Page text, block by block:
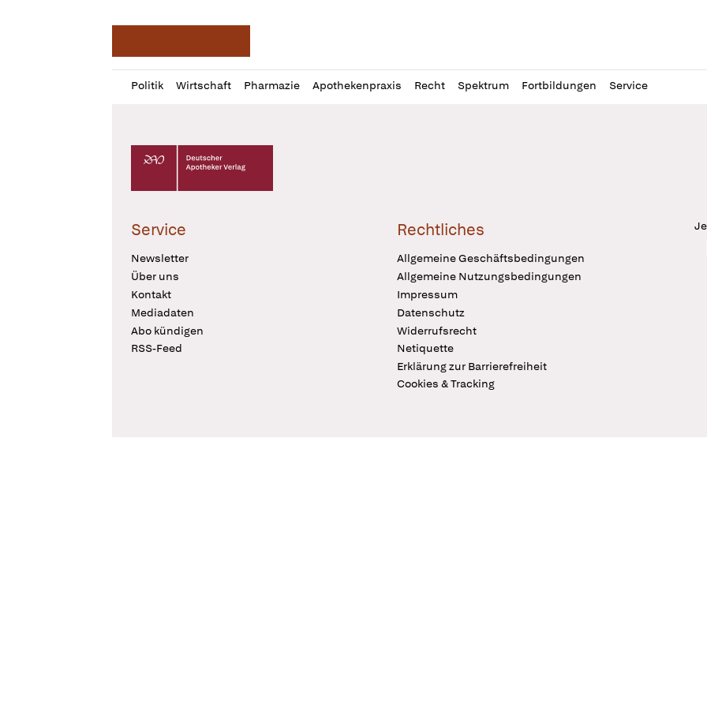
Politik Wirtschaft Pharmazie Apothekenpraxis Recht Spektrum Fortbildungen Service
Profil
öffnen
Daz
Pur
Deutscher Apotheker Verlag Logo
Service
Newsletter
Über uns
Kontakt
Mediadaten
Abo kündigen
RSS-Feed
Rechtliches
Allgemeine Geschäftsbedingungen
Allgemeine Nutzungsbedingungen
Impressum
Datenschutz
Widerrufsrecht
Netiquette
Erklärung zur Barrierefreiheit
Cookies & Tracking